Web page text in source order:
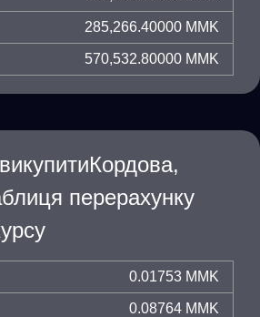
285,266.40000 MMK
570,532.80000 MMK
перерахунку
0.01753 MMK
0.08764 MMK